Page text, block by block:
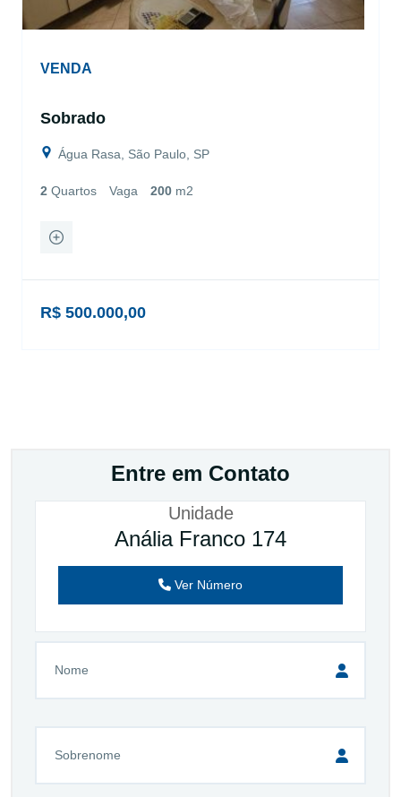
VENDA
Sobrado
Água Rasa, São Paulo, SP
2 Quartos Vaga 200 m2
R$ 500.000,00
Entre em Contato
Unidade
Anália Franco 174
Ver Número